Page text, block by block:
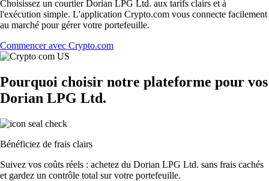
Choisissez un courtier Dorian LPG Ltd. aux tarifs clairs et à
l'exécution simple. L'application Crypto.com vous connecte facilement
au marché pour gérer votre portefeuille.
Commencer avec Crypto.com
Pourquoi choisir notre plateforme pour vos
Dorian LPG Ltd.
Bénéficiez de frais clairs
Suivez vos coûts réels : achetez du Dorian LPG Ltd. sans frais cachés
et gardez un contrôle total sur votre portefeuille.